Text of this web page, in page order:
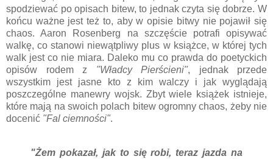
spodziewać po opisach bitew, to jednak czyta się dobrze. W
końcu ważne jest też to, aby w opisie bitwy nie pojawił się
chaos. Aaron Rosenberg na szczęście potrafi opisywać
walkę, co stanowi niewątpliwy plus w książce, w której tych
walk jest co nie miara. Daleko mu co prawda do poetyckich
opisów rodem z "Władcy Pierścieni", jednak przede
wszystkim jest jasne kto z kim walczy i jak wyglądają
poszczególne manewry wojsk. Zbyt wiele książek istnieje,
które mają na swoich polach bitew ogromny chaos, żeby nie
docenić "Fal ciemności".
"Żem pokazał, jak to się robi, teraz jazda na